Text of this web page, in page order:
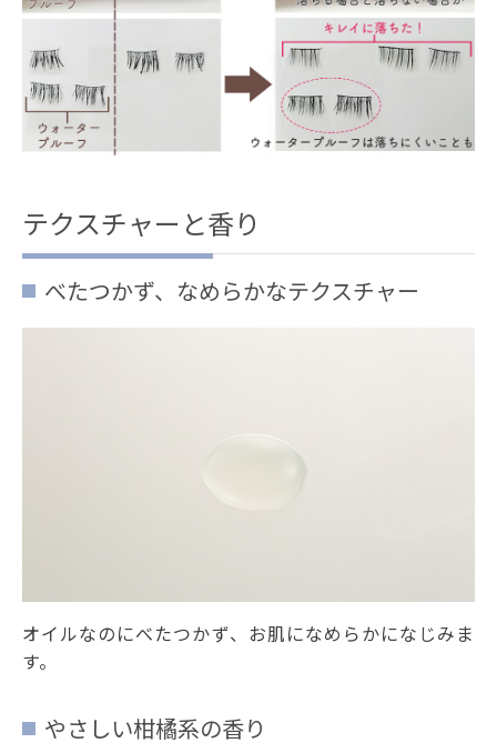
テクスチャーと香り
べたつかず、なめらかなテクスチャー
オイルなのにべたつかず、お肌になめらかになじみま
す。
やさしい柑橘系の香り